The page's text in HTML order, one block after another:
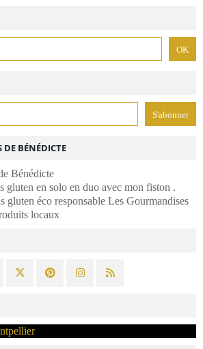
DE BÉNÉDICTE
gluten en solo en duo avec mon fiston .
gluten éco responsable Les Gourmandises
locaux